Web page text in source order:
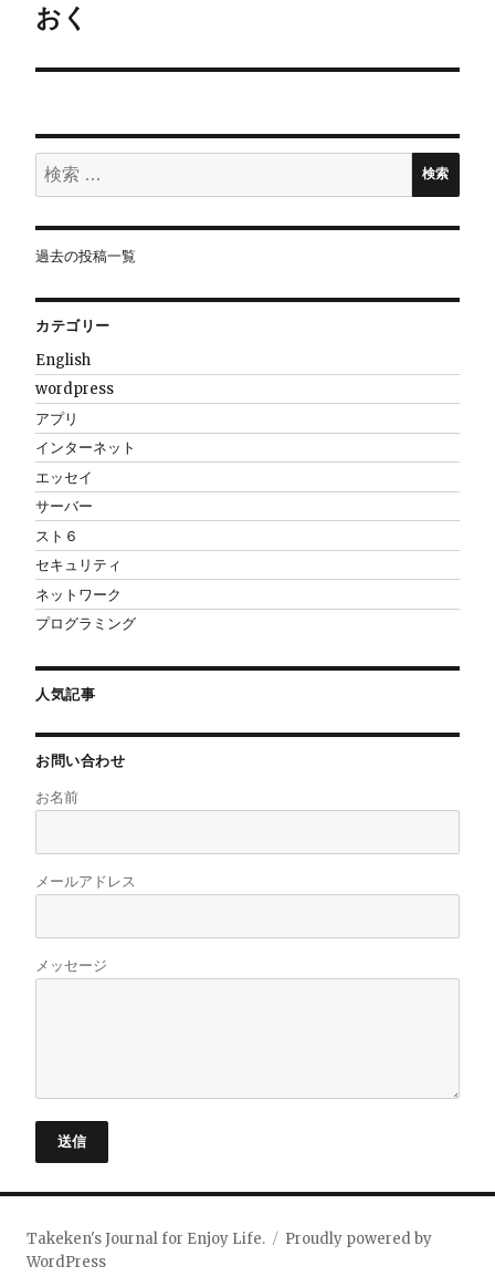
ョ
ン
おく
検
索:
検索
過去の投稿一覧
カテゴリー
English
wordpress
アプリ
インターネット
エッセイ
サーバー
スト６
セキュリティ
ネットワーク
プログラミング
人気記事
お問い合わせ
お名前
メールアドレス
メッセージ
送信
Takeken's Journal for Enjoy Life.
Proudly powered by
WordPress